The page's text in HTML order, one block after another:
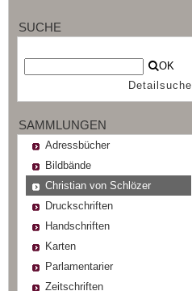
SUCHE
OK
Detailsuche
SAMMLUNGEN
Adressbücher
Bildbände
Christian von Schlözer
Druckschriften
Handschriften
Karten
Parlamentarier
Zeitschriften